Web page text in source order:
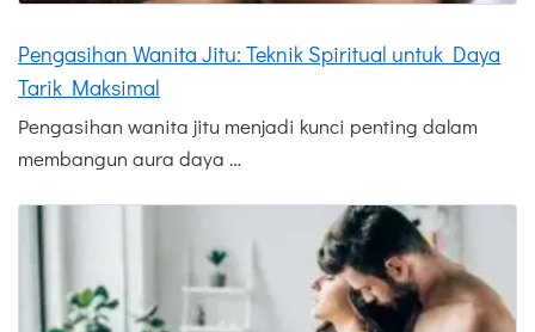
Pengasihan Wanita Jitu: Teknik Spiritual untuk Daya
Tarik Maksimal
Pengasihan wanita jitu menjadi kunci penting dalam
membangun aura daya …